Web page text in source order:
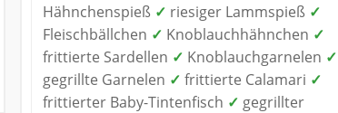
Hähnchenspieß ✓ riesiger Lammspieß ✓
Fleischbällchen ✓ Knoblauchhähnchen ✓
frittierte Sardellen ✓ Knoblauchgarnelen ✓
gegrillte Garnelen ✓ frittierte Calamari ✓
frittierter Baby-Tintenfisch ✓ gegrillter